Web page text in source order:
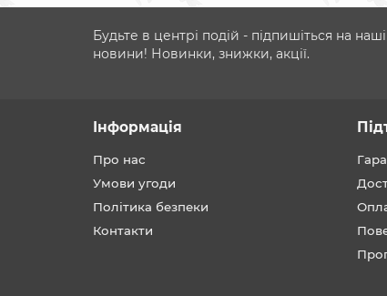
Будьте в центрі подій - підпишіться на наші
новини! Новинки, знижки, акції.
Інформація
Про нас
Умови угоди
Політика безпеки
Контакти